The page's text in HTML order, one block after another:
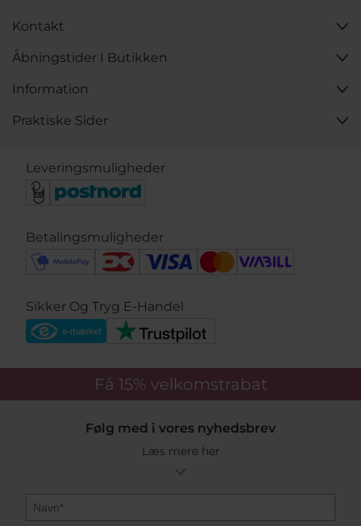
Kontakt
Åbningstider I Butikken
Information
Praktiske Sider
Leveringsmuligheder
Betalingsmuligheder
Sikker Og Tryg E-Handel
Få 15% velkomstrabat
Følg med i vores nyhedsbrev
Læs mere her